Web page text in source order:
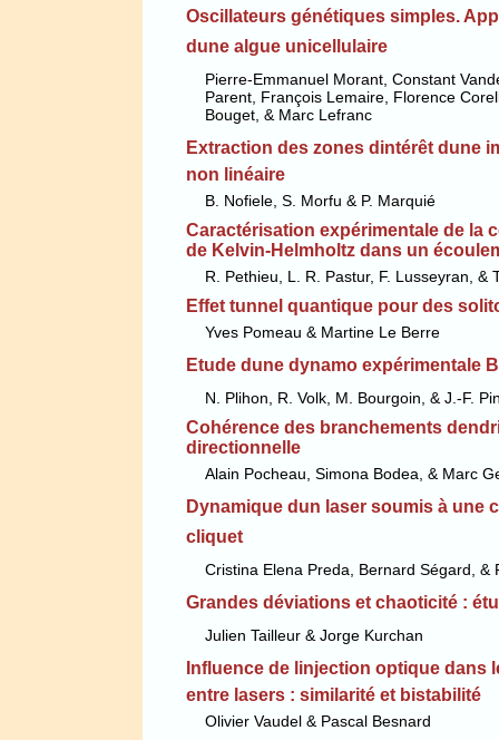
Oscillateurs génétiques simples.
dune algue unicellulaire
Pierre-Emmanuel Morant, Constant
Parent, François Lemaire, Florence
Bouget, & Marc Lefranc
Extraction des zones dintérêt dune
non linéaire
B. Nofiele, S. Morfu & P. Marquié
Caractérisation expérimentale de la
de Kelvin-Helmholtz dans un
R. Pethieu, L. R. Pastur, F. Lusseyran, &
Effet tunnel quantique pour des
Yves Pomeau & Martine Le Berre
Etude dune dynamo expérimentale
N. Plihon, R. Volk, M. Bourgoin, & J.-F.
Cohérence des branchements
directionnelle
Alain Pocheau, Simona Bodea, & Marc
Dynamique dun laser soumis à une
cliquet
Cristina Elena Preda, Bernard Ségard, &
Grandes déviations et chaoticité :
Julien Tailleur & Jorge Kurchan
Influence de linjection optique
entre lasers : similarité et bistabilité
Olivier Vaudel & Pascal Besnard